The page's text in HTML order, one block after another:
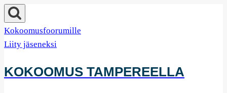
Siirry
sisältöön
Kokoomusfoorumille
Liity jäseneksi
KOKOOMUS TAMPEREELLA